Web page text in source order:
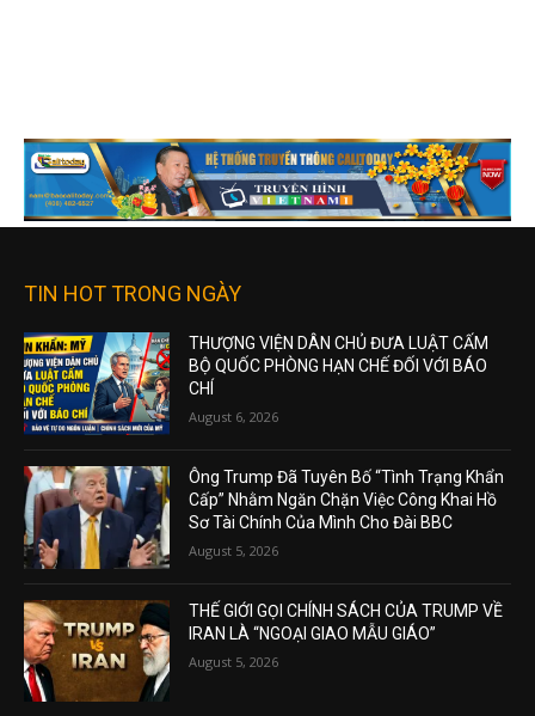
TIN HOT TRONG NGÀY
THƯỢNG VIỆN DÂN CHỦ ĐƯA LUẬT CẤM
BỘ QUỐC PHÒNG HẠN CHẾ ĐỐI VỚI BÁO
CHÍ
August 6, 2026
Ông Trump Đã Tuyên Bố “Tình Trạng Khẩn
Cấp” Nhằm Ngăn Chặn Việc Công Khai Hồ
Sơ Tài Chính Của Mình Cho Đài BBC
August 5, 2026
THẾ GIỚI GỌI CHÍNH SÁCH CỦA TRUMP VỀ
IRAN LÀ “NGOẠI GIAO MẪU GIÁO”
August 5, 2026